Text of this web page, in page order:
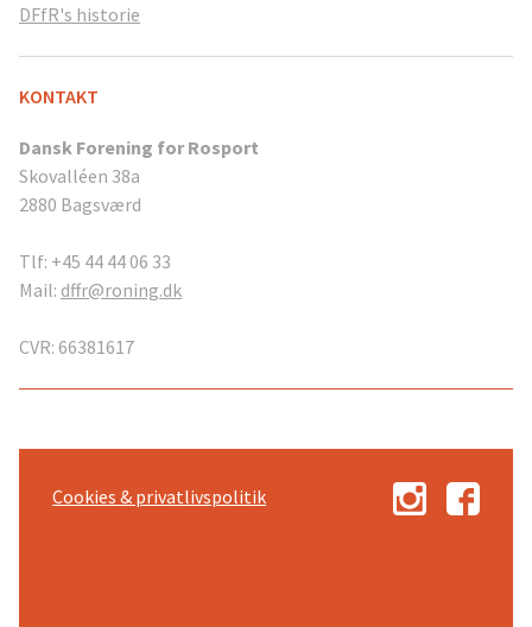
DFfR's historie
KONTAKT
Dansk Forening for Rosport
Skovalléen 38a
2880 Bagsværd
Tlf: +45 44 44 06 33
Mail: dffr@roning.dk
CVR: 66381617
Cookies & privatlivspolitik